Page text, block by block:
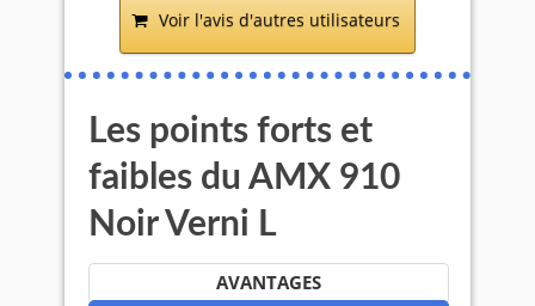
Voir l'avis d'autres utilisateurs
Les points forts et
faibles du AMX 910
Noir Verni L
AVANTAGES